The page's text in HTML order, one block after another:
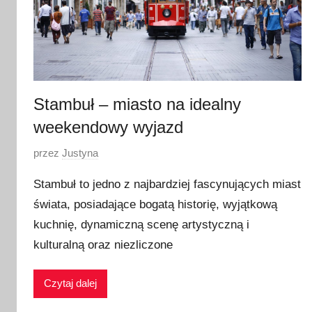
Stambuł – miasto na idealny
weekendowy wyjazd
O
u
b
l
i
w
przez Justyna
Stambuł to jedno z najbardziej fascynujących miast
świata, posiadające bogatą historię, wyjątkową
kuchnię, dynamiczną scenę artystyczną i
kulturalną oraz niezliczone
Czytaj dalej